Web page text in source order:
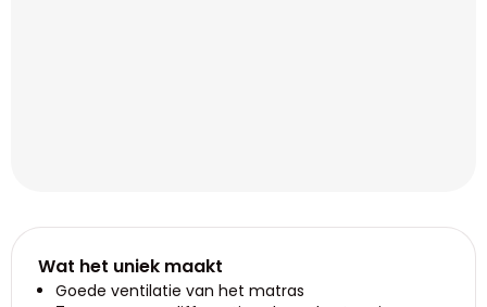
Wat het uniek maakt
Goede ventilatie van het matras